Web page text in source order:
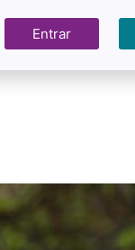
Entrar